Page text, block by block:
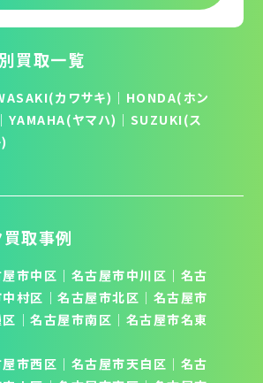
買取一覧
カワサキ) ｜ HONDA(ホン
｜ YAMAHA(ヤマハ) ｜ SUZUKI(ス
取事例
市中区 ｜ 名古屋市中川区 ｜ 名古
村区 ｜名古屋市北区 │ 名古屋市
│名古屋市南区 │ 名古屋市名東
市西区 ｜ 名古屋市天白区 │ 名古